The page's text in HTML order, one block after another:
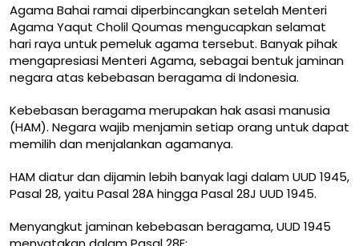
Agama Bahai ramai diperbincangkan setelah Menteri
Agama Yaqut Cholil Qoumas mengucapkan selamat
hari raya untuk pemeluk agama tersebut. Banyak pihak
mengapresiasi Menteri Agama, sebagai bentuk jaminan
negara atas kebebasan beragama di Indonesia.
Kebebasan beragama merupakan hak asasi manusia
(HAM). Negara wajib menjamin setiap orang untuk dapat
memilih dan menjalankan agamanya.
HAM diatur dan dijamin lebih banyak lagi dalam UUD 1945,
Pasal 28, yaitu Pasal 28A hingga Pasal 28J UUD 1945.
Menyangkut jaminan kebebasan beragama, UUD 1945